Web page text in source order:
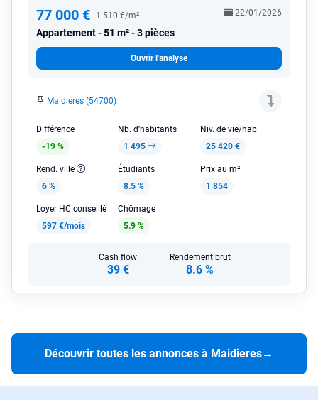
77 000 € 1 510 €/m²
Appartement 51 m² - 3 pièces
22/01/2026
Ouvrir l'analyse
Maidieres (54700)
Différence
-19 %
Nb. d'habitants
1 495
Niv. de vie/hab
25 420 €
Rend. ville
6 %
Étudiants
8.5 %
Prix au m²
1 854
Loyer HC conseillé
597 €/mois
Chômage
5.9 %
Cash flow
39 €
Rendement brut
8.6 %
Découvrir toutes les annonces à Maidieres→